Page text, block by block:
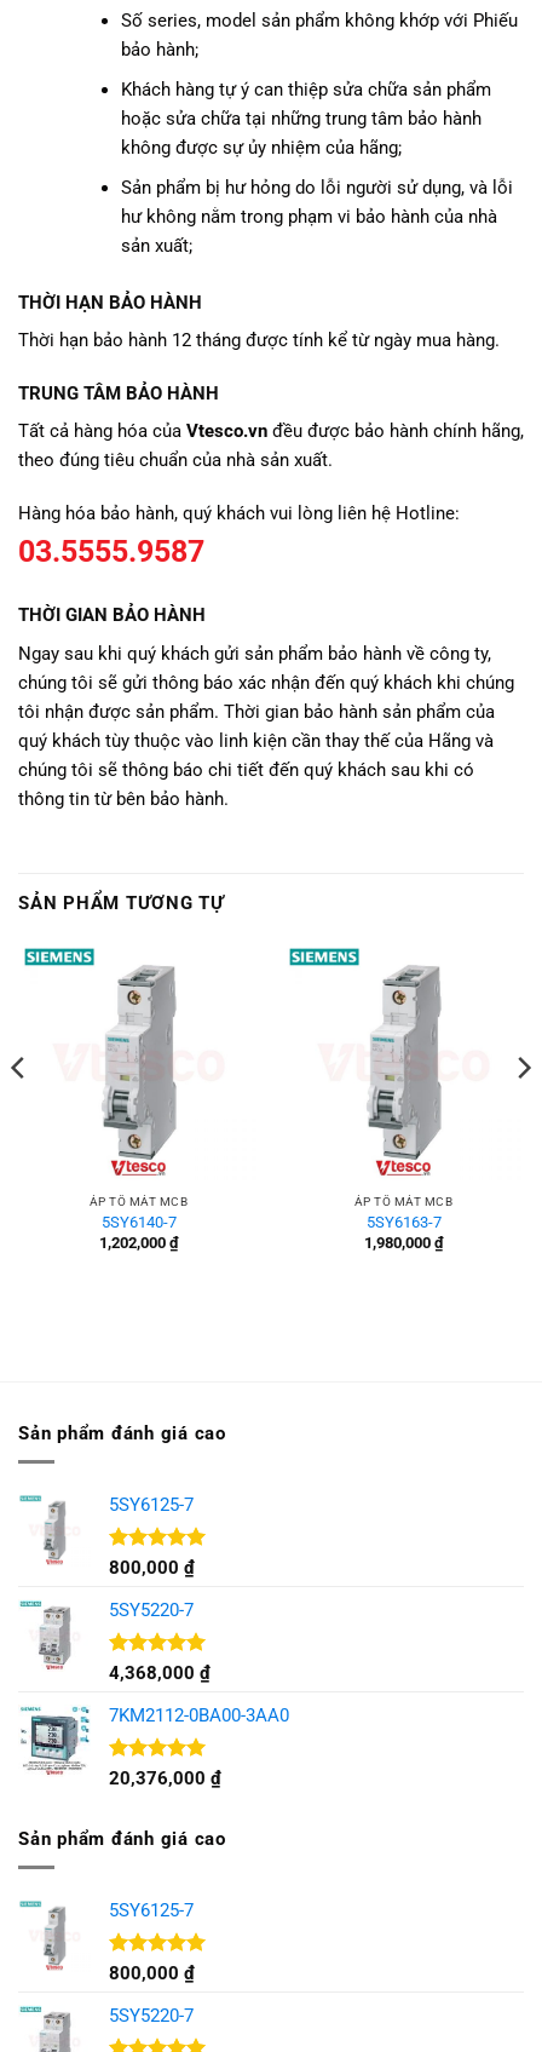
Số series, model sản phẩm không khớp với Phiếu
bảo hành;
Khách hàng tự ý can thiệp sửa chữa sản phẩm
hoặc sửa chữa tại những trung tâm bảo hành
không được sự ủy nhiệm của hãng;
Sản phẩm bị hư hỏng do lỗi người sử dụng, và lỗi
hư không nằm trong phạm vi bảo hành của nhà
sản xuất;
THỜI HẠN BẢO HÀNH
Thời hạn bảo hành 12 tháng được tính kể từ ngày mua hàng.
TRUNG TÂM BẢO HÀNH
Tất cả hàng hóa của Vtesco.vn đều được bảo hành chính hãng,
theo đúng tiêu chuẩn của nhà sản xuất.
Hàng hóa bảo hành, quý khách vui lòng liên hệ Hotline:
03.5555.9587
THỜI GIAN BẢO HÀNH
Ngay sau khi quý khách gửi sản phẩm bảo hành về công ty,
chúng tôi sẽ gửi thông báo xác nhận đến quý khách khi chúng
tôi nhận được sản phẩm. Thời gian bảo hành sản phẩm của
quý khách tùy thuộc vào linh kiện cần thay thế của Hãng và
chúng tôi sẽ thông báo chi tiết đến quý khách sau khi có
thông tin từ bên bảo hành.
SẢN PHẨM TƯƠNG TỰ
ÁP TÔ MÁT MCB
5SY6140-7
1,202,000 ₫
ÁP TÔ MÁT MCB
5SY6163-7
1,980,000 ₫
Sản phẩm đánh giá cao
5SY6125-7
Được xếp
5 sao
800,000 ₫
5SY5220-7
Được xếp
5 sao
4,368,000 ₫
7KM2112-0BA00-3AA0
Được xếp
20,376,000 ₫
Sản phẩm đánh giá cao
5SY6125-7
Được xếp
5 sao
800,000 ₫
5SY5220-7